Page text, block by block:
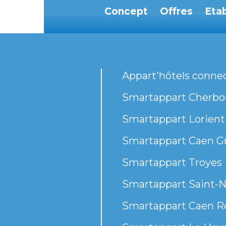
Concept Offres
Appart'hôtels
Smartappart
Smartappart Lorient
Smartappart Caen
Smartappart Troyes
Smartappart Saint-
Smartappart Caen